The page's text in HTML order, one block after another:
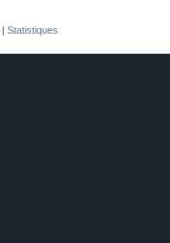
Statistiques